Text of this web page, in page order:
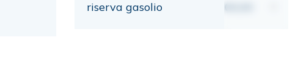
riserva gasolio 00,00